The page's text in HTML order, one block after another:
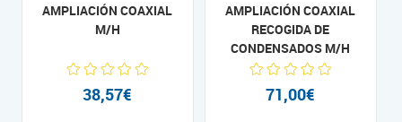
AMPLIACIÓN COAXIAL
M/H
38,57€
AMPLIACIÓN COAXIAL
RECOGIDA DE
CONDENSADOS M/H
71,00€